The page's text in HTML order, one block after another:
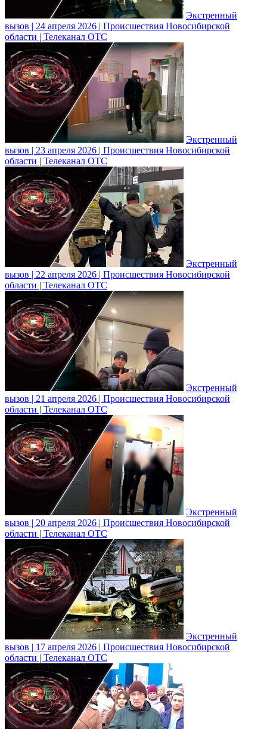
Экстренный
вызов | 24 апреля 2026 | Происшествия Новосибирской
области | Телеканал ОТС
Экстренный
вызов | 23 апреля 2026 | Происшествия Новосибирской
области | Телеканал ОТС
Экстренный
вызов | 22 апреля 2026 | Происшествия Новосибирской
области | Телеканал ОТС
Экстренный
вызов | 21 апреля 2026 | Происшествия Новосибирской
области | Телеканал ОТС
Экстренный
вызов | 20 апреля 2026 | Происшествия Новосибирской
области | Телеканал ОТС
Экстренный
вызов | 17 апреля 2026 | Происшествия Новосибирской
области | Телеканал ОТС